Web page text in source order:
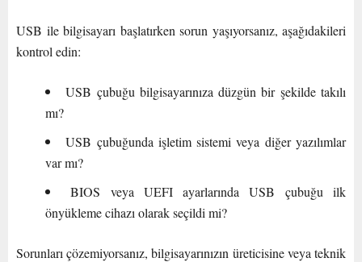
USB ile bilgisayarı başlatırken sorun yaşıyorsanız, aşağıdakileri
kontrol edin:
USB çubuğu bilgisayarınıza düzgün bir şekilde takılı
mı?
USB çubuğunda işletim sistemi veya diğer yazılımlar
var mı?
BIOS veya UEFI ayarlarında USB çubuğu ilk
önyükleme cihazı olarak seçildi mi?
Sorunları çözemiyorsanız, bilgisayarınızın üreticisine veya teknik